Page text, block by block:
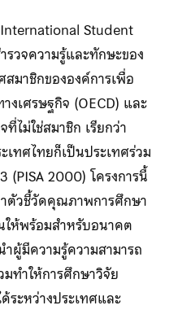
Student
รวจความรู้และทักษะของ
มาชิกขององค์การเพื่อ
เศรษฐกิจ (OECD) และ
ไม่ใช่สมาชิก เรียกว่า
เทศไทยก็เป็นประเทศร่วม
(PISA 2000) โครงการนี้
ตัวชี้วัดคุณภาพการศึกษา
ให้พร้อมสำหรับอนาคต
ำผู้มีความรู้ความสามารถ
ทำให้การศึกษาวิจัย
ระหว่างประเทศและ